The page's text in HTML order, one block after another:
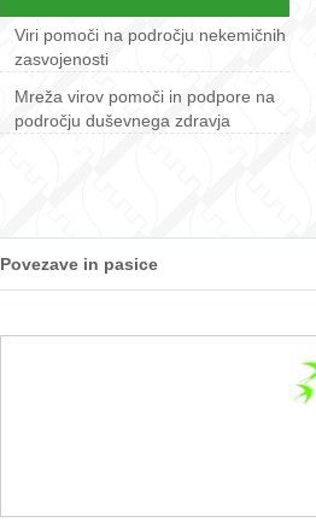
Viri pomoči na področju nekemičnih
zasvojenosti
Mreža virov pomoči in podpore na
področju duševnega zdravja
Povezave in pasice